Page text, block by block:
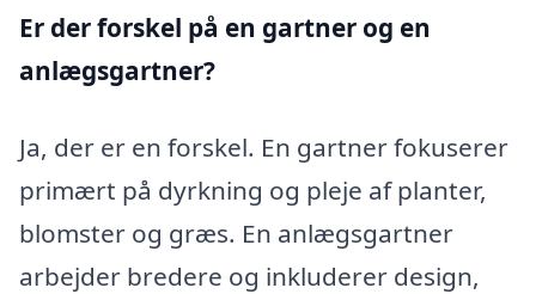
Er der forskel på en gartner og en
anlægsgartner?
Ja, der er en forskel. En gartner fokuserer
primært på dyrkning og pleje af planter,
blomster og græs. En anlægsgartner
arbejder bredere og inkluderer design,